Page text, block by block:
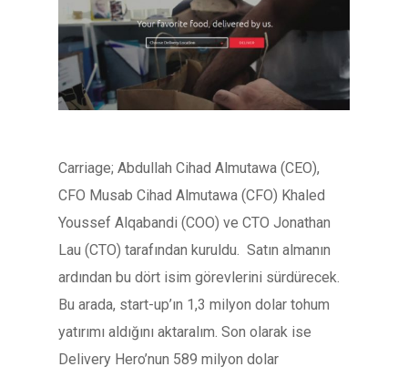
Carriage; Abdullah Cihad Almutawa (CEO),
CFO Musab Cihad Almutawa (CFO) Khaled
Youssef Alqabandi (COO) ve CTO Jonathan
Lau (CTO) tarafından kuruldu. Satın almanın
ardından bu dört isim görevlerini sürdürecek.
Bu arada, start-up’ın 1,3 milyon dolar tohum
yatırımı aldığını aktaralım. Son olarak ise
Delivery Hero’nun 589 milyon dolar